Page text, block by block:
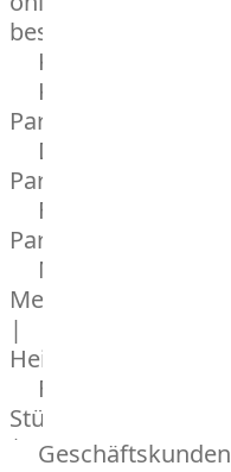
bestellen
Karriere
Kochschul-
Partner
Depot-
Partner
Frischetheken-
Partner
Männer
Metzger
|
Heinsberg
Feinkost
Stüttgen
|
Geschäftskunden